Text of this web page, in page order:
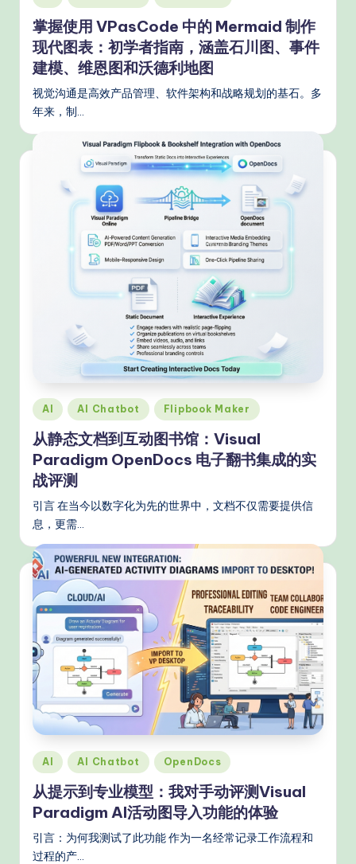
sin
掌握使用 VPasCode 中的 Mermaid 制作
现代图表：初学者指南，涵盖石川图、事件
建模、维恩图和沃德利地图
视觉沟通是高效产品管理、软件架构和战略规划的基石。多
年来，制…
Posted
in
AI AI Chatbot Flipbook Maker
从静态文档到互动图书馆：Visual
Paradigm OpenDocs 电子翻书集成的实
战评测
引言 在当今以数字化为先的世界中，文档不仅需要提供信
息，更需…
Posted
in
AI AI Chatbot OpenDocs
从提示到专业模型：我对手动评测Visual
Paradigm AI活动图导入功能的体验
引言：为何我测试了此功能 作为一名经常记录工作流程和
过程的产…